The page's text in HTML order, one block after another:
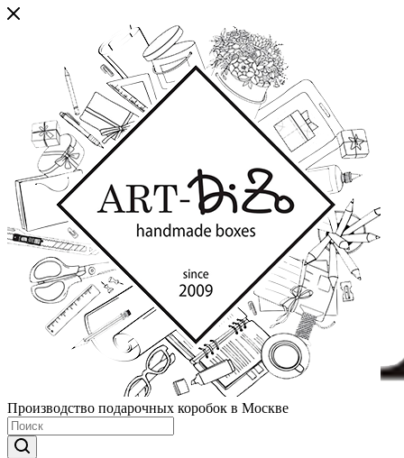
Производство подарочных коробок в Москве